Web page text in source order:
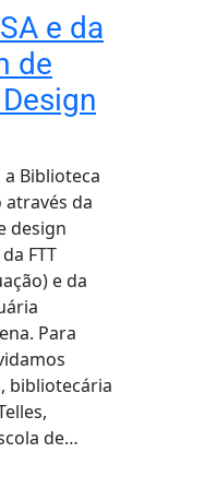
e da
de
Biblioteca
da
design
FTT
e da
Para
bibliotecária
de…